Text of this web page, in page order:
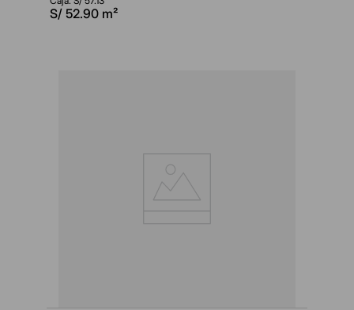
S/ 52.90 m²